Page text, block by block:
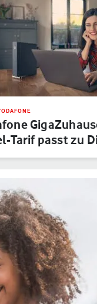
Tarif passt zu